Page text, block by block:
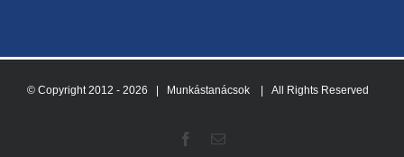
© Copyright 2012 - 2026 | Munkástanácsok | All Rights Reserved
Facebook
Email